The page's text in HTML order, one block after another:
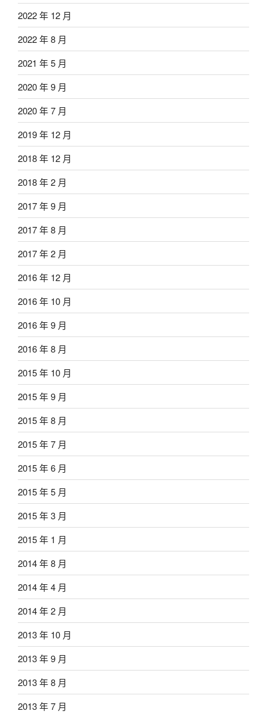
2022 年 12 月
2022 年 8 月
2021 年 5 月
2020 年 9 月
2020 年 7 月
2019 年 12 月
2018 年 12 月
2018 年 2 月
2017 年 9 月
2017 年 8 月
2017 年 2 月
2016 年 12 月
2016 年 10 月
2016 年 9 月
2016 年 8 月
2015 年 10 月
2015 年 9 月
2015 年 8 月
2015 年 7 月
2015 年 6 月
2015 年 5 月
2015 年 3 月
2015 年 1 月
2014 年 8 月
2014 年 4 月
2014 年 2 月
2013 年 10 月
2013 年 9 月
2013 年 8 月
2013 年 7 月